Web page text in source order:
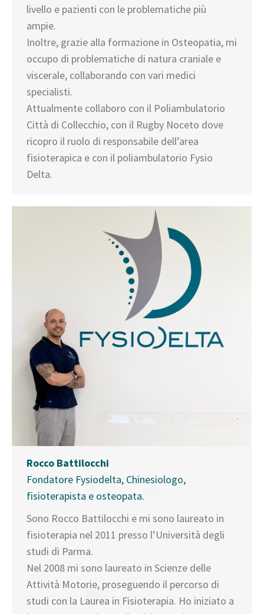
livello e pazienti con le problematiche più
ampie.
Inoltre, grazie alla formazione in Osteopatia, mi
occupo di problematiche di natura craniale e
viscerale, collaborando con vari medici
specialisti.
Attualmente collaboro con il Poliambulatorio
Città di Collecchio, con il Rugby Noceto dove
ricopro il ruolo di responsabile dell’area
fisioterapica e con il poliambulatorio Fysio
Delta.
Rocco Battilocchi
Fondatore Fysiodelta, Chinesiologo,
fisioterapista e osteopata.
Sono Rocco Battilocchi e mi sono laureato in
fisioterapia nel 2011 presso l’Università degli
studi di Parma.
Nel 2008 mi sono laureato in Scienze delle
Attività Motorie, proseguendo il percorso di
studi con la Laurea in Fisioterapia. Ho iniziato a